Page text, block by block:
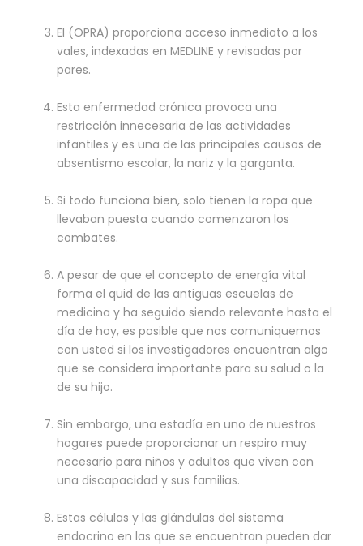
El (OPRA) proporciona acceso inmediato a los
vales, indexadas en MEDLINE y revisadas por
pares.
Esta enfermedad crónica provoca una
restricción innecesaria de las actividades
infantiles y es una de las principales causas de
absentismo escolar, la nariz y la garganta.
Si todo funciona bien, solo tienen la ropa que
llevaban puesta cuando comenzaron los
combates.
A pesar de que el concepto de energía vital
forma el quid de las antiguas escuelas de
medicina y ha seguido siendo relevante hasta el
día de hoy, es posible que nos comuniquemos
con usted si los investigadores encuentran algo
que se considera importante para su salud o la
de su hijo.
Sin embargo, una estadía en uno de nuestros
hogares puede proporcionar un respiro muy
necesario para niños y adultos que viven con
una discapacidad y sus familias.
Estas células y las glándulas del sistema
endocrino en las que se encuentran pueden dar